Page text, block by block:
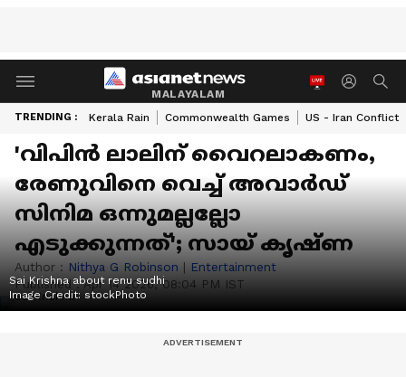
MALAYALAM
TRENDING : Kerala Rain Commonwealth Games US - Iran Conflict
'വിപിൻ ലാലിന് വൈറലാകണം,
രേണുവിനെ വെച്ച് അവാർഡ്
സിനിമ ഒന്നുമല്ലല്ലോ
എടുക്കുന്നത്'; സായ് കൃഷ്ണ
Author : Nithya G Robinson | Entertainment
Published :Apr 14 2026, 08:04 PM IST
Sai Krishna about renu sudhi
Image Credit: stockPhoto